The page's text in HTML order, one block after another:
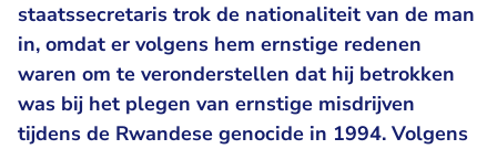
staatssecretaris trok de nationaliteit van de man
in, omdat er volgens hem ernstige redenen
waren om te veronderstellen dat hij betrokken
was bij het plegen van ernstige misdrijven
tijdens de Rwandese genocide in 1994. Volgens